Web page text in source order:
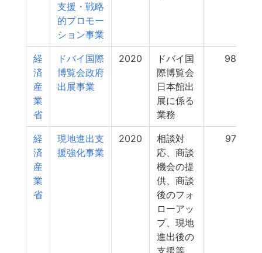
支援・戦略
的プロモー
ション事業
経
済
産
業
省
ドバイ国際
博覧会政府
出展事業
2020
ドバイ国
際博覧会
日本館出
展に係る
業務
982
経
済
産
業
省
現地進出支
援強化事業
2020
相談対
応、商談
機会の提
供、商談
後のフォ
ローアッ
プ、現地
進出後の
支援等
972